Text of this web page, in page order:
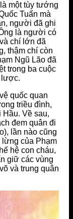
một tùy tướng
Tuấn mà
người đã ghi
là người có
chí lớn đã
thậm chí còn
Ngũ Lão đã
trong ba cuộc
lược.
quốc quan
triều đình,
Về sau,
đem quân đi
lần nào cũng
của Phạm
hệ con cháu,
giữ các vùng
và trung quân